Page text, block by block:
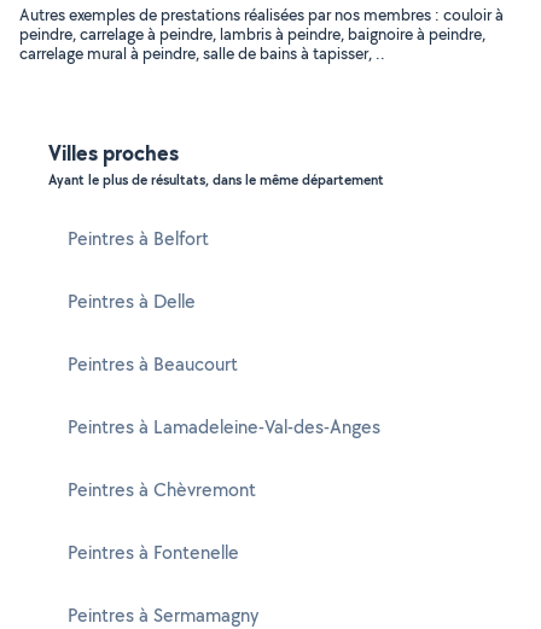
Autres exemples de prestations réalisées par nos membres : couloir à
peindre, carrelage à peindre, lambris à peindre, baignoire à peindre,
carrelage mural à peindre, salle de bains à tapisser, ..
Villes proches
Ayant le plus de résultats, dans le même département
Peintres à Belfort
Peintres à Delle
Peintres à Beaucourt
Peintres à Lamadeleine-Val-des-Anges
Peintres à Chèvremont
Peintres à Fontenelle
Peintres à Sermamagny